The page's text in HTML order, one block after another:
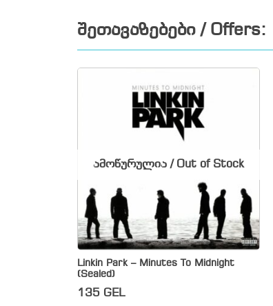
შეთავაზებები / Offers:
Linkin Park – Minutes To Midnight
(Sealed)
135 GEL
ამოწურულია / Out of Stock